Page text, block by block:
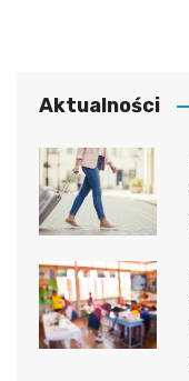
Aktualności